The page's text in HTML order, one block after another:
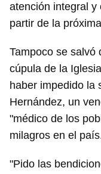
Guardar como
Para poder
atención integral y
partir de la
Tampoco se salvó
cúpula de la
haber impedido la
Hernández, un
"médico de los
milagros en el
"Pido las